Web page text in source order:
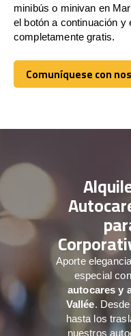
minibús o minivan en
el botón a continuación
completamente gratis.
Comuníquese con
Comuníquese con
Aporte
especial
autocares y
Vallée.
hasta los
nuestros